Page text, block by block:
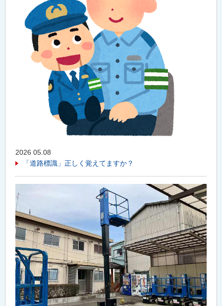
2026 05.08
「道路標識」正しく覚えてますか？